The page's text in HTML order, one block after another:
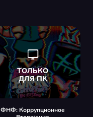
ФНФ: Коррупционное